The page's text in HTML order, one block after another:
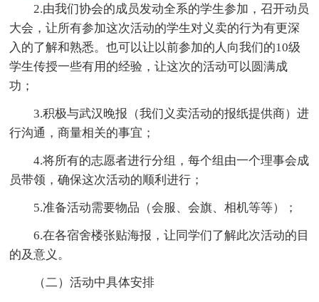
2.由我们协会的成员发动全系的学生参加，召开动员
大会，让所有参加这次活动的学生对义卖的行为有更深
入的了解和熟悉。也可以让以前参加的人向我们的10级
学生传授一些有用的经验，让这次的活动可以圆满成
功；
3.积极与武汉晚报（我们义卖活动的报纸提供商）进
行沟通，商量相关的事宜；
4.将所有的志愿者进行分组，每个组由一个理事会成
员带领，确保这次活动的顺利进行；
5.准备活动需要物品（会服、会旗、相机等等）；
6.在各宿舍楼张贴海报，让同学们了解此次活动的目
的及意义。
（二）活动中具体安排